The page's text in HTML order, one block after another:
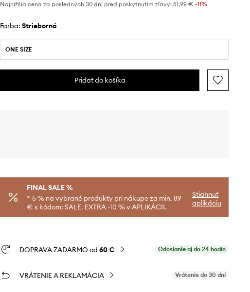
Najnižšia cena za posledných 30 dní pred poskytnutím zľavy: 51,99 € -11%
Farba: strieborná
ONE SIZE
Pridať do košíka
FINAL SALE %
*-5 % na vybrané produkty pri nákupe za min. 89
€ s kódom: SALE. EXTRA -10 % v APLIKÁCII.
Stiahnuť
aplikáciu
DOPRAVA ZADARMO od 60 € Odoslanie aj do 24 hodín
VRÁTENIE A REKLAMÁCIA Vrátenie do 30 dní